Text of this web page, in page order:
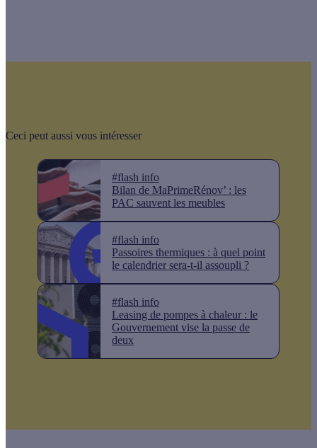
Ceci peut aussi vous intéresser
#flash info
Bilan de MaPrimeRénov’ : les
PAC sauvent les meubles
#flash info
Passoires thermiques : à quel point
le calendrier sera-t-il assoupli ?
#flash info
Leasing de pompes à chaleur : le
Gouvernement vise la passe de
deux